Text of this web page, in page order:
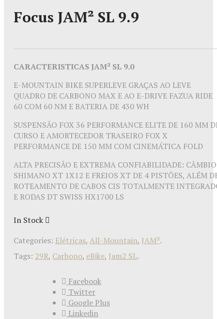
Focus JAM² SL 9.9
CARACTERISTICAS JAM² SL 9.0
E-MOUNTAIN BIKE SUPERLEVE GRAÇAS AO LEVE
QUADRO DE CARBONO MAX E AO E-DRIVE FAZUA RIDE
60 COM 60 NM E BATERIA DE 430 WH
SUSPENSÃO FOX 36 PERFORMANCE ELITE DE 160 MM
CURSO E AMORTECEDOR TRASEIRO FOX X
PERFORMANCE DE 150 MM COM CINEMÁTICA FOLD
ALTA PRECISÃO E EXTREMA CONFIABILIDADE: CÂMBIO
SHIMANO XT 1X12 E FREIOS XT DE 4 PISTÕES, ALÉM
ROTEAMENTO DE CABOS CIS TOTALMENTE
E RODAS DT SWISS HX1700 LS
In Stock
Categories: Elétricas, All-Mountain, JAM².
Tags: 29R, Carbono, eBike, Jam2 SL.
Facebook
Twitter
Google Plus
Linkedin